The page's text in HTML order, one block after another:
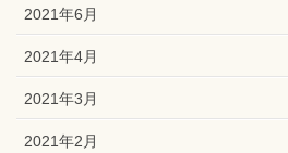
2021年6月
2021年4月
2021年3月
2021年2月